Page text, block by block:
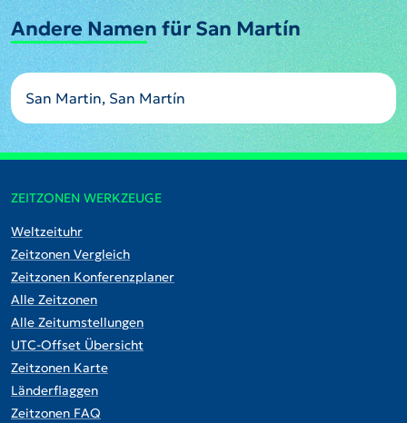
Andere Namen für San Martín
San Martin, San Martín
ZEITZONEN WERKZEUGE
Weltzeituhr
Zeitzonen Vergleich
Zeitzonen Konferenzplaner
Alle Zeitzonen
Alle Zeitumstellungen
UTC-Offset Übersicht
Zeitzonen Karte
Länderflaggen
Zeitzonen FAQ